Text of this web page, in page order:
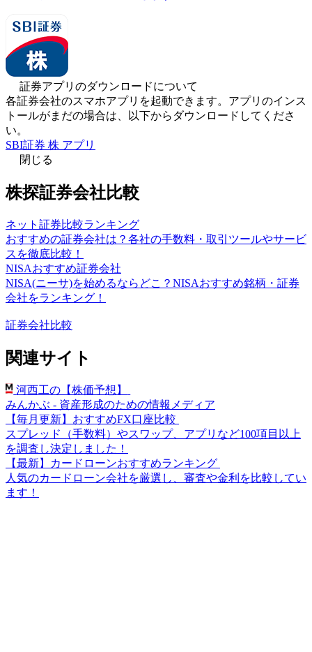
証券アプリのダウンロードについて
各証券会社のスマホアプリを起動できます。アプリのインス
トールがまだの場合は、以下からダウンロードしてくださ
い。
SBI証券 株 アプリ
閉じる
株探証券会社比較
ネット証券比較ランキング
おすすめの証券会社は？各社の手数料・取引ツールやサービ
スを徹底比較！
NISAおすすめ証券会社
NISA(ニーサ)を始めるならどこ？NISAおすすめ銘柄・証券
会社をランキング！
証券会社比較
関連サイト
河西工の【株価予想】
みんかぶ - 資産形成のための情報メディア
【毎月更新】おすすめFX口座比較
スプレッド（手数料）やスワップ、アプリなど100項目以上
を調査し決定しました！
【最新】カードローンおすすめランキング
人気のカードローン会社を厳選し、審査や金利を比較してい
ます！